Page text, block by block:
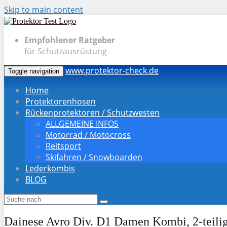
Skip to main content
Empfohlener Ratgeber
für Schutzausrüstung
Toggle navigation
www.protektor-check.de
Home
Protektorenhosen
Rückenprotektoren / Schutzwesten
ALLGEMEINE INFOS
Motorrad / Motocross
Reitsport
Skifahren / Snowboarden
Lederkombis
BLOG
Dainese Avro Div. D1 Damen Kombi, 2-